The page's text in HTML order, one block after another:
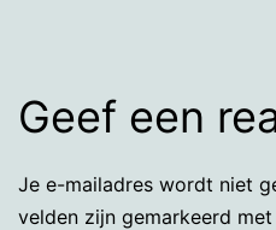
Geef een
Je e-mailadres wordt niet
velden zijn gemarkeerd met